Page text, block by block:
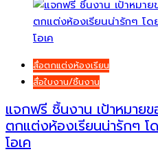
สื่อตกแต่งห้องเรียน
สื่อใบงาน/ชิ้นงาน
แจกฟรี ชิ้นงาน เป้าหมาย
ตกแต่งห้องเรียนน่ารักๆ
โอเค